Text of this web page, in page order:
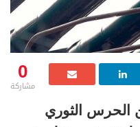
0
مشاركة
الحرس الثوري